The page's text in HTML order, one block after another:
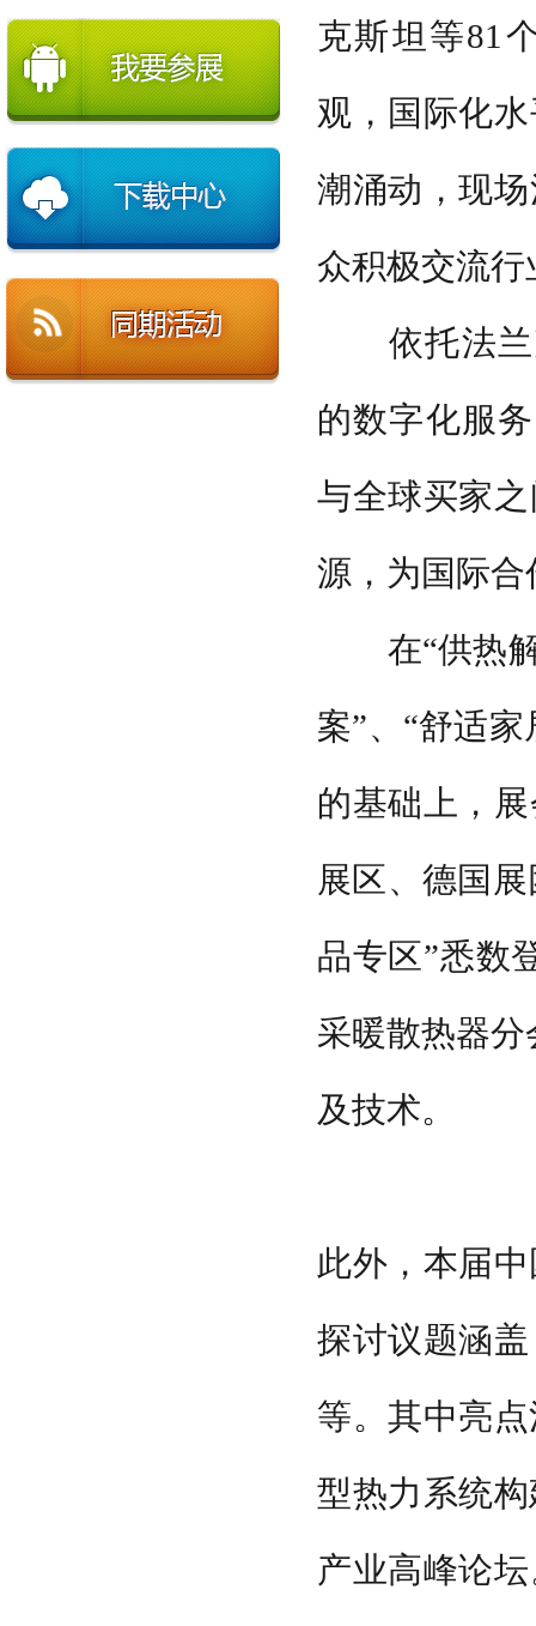
克斯坦等81
观，国际化
潮涌动，现
众积极交流
依托法兰
的数字化服
与全球买家
源，为国际
在“供热解
案”、“舒适
的基础上，
展区、德国
品专区”悉数
采暖散热器
及技术。
此外，本届
探讨议题涵
等。其中亮
型热力系统
产业高峰论